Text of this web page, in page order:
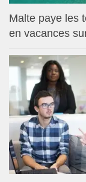
Malte paye les
en vacances